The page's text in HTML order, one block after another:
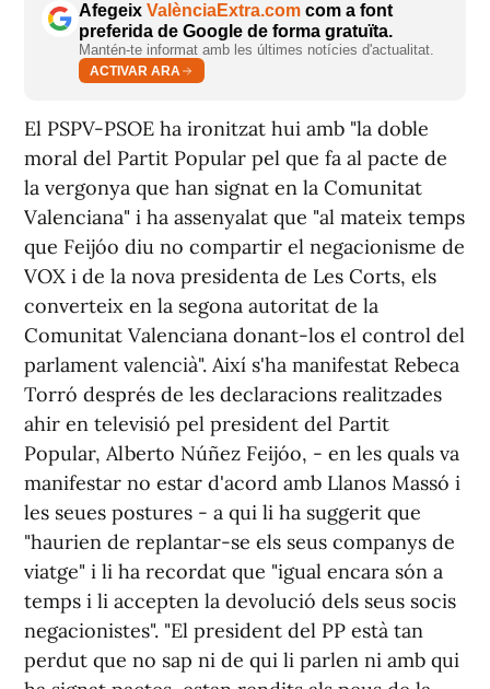
Afegeix ValènciaExtra.com com a font
preferida de Google de forma gratuïta.
Mantén-te informat amb les últimes notícies d'actualitat.
ACTIVAR ARA
El PSPV-PSOE ha ironitzat hui amb "la doble
moral del Partit Popular pel que fa al pacte de
la vergonya que han signat en la Comunitat
Valenciana" i ha assenyalat que "al mateix temps
que Feijóo diu no compartir el negacionisme de
VOX i de la nova presidenta de Les Corts, els
converteix en la segona autoritat de la
Comunitat Valenciana donant-los el control del
parlament valencià". Així s'ha manifestat Rebeca
Torró després de les declaracions realitzades
ahir en televisió pel president del Partit
Popular, Alberto Núñez Feijóo, - en les quals va
manifestar no estar d'acord amb Llanos Massó i
les seues postures - a qui li ha suggerit que
"haurien de replantar-se els seus companys de
viatge" i li ha recordat que "igual encara són a
temps i li accepten la devolució dels seus socis
negacionistes". "El president del PP està tan
perdut que no sap ni de qui li parlen ni amb qui